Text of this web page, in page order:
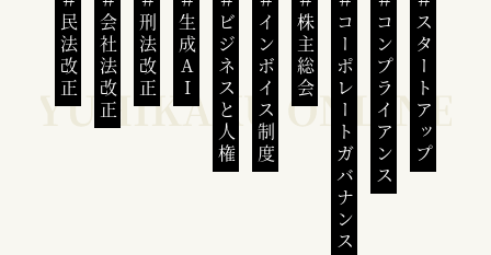
民法改正 会社法改正 刑法改正 生成AI ビジネスと人権インボイス制度 株主総会 コーポレートガバナンスコンプライアンススタートアップ